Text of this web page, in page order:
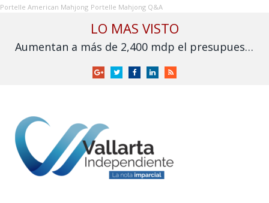
Portelle American Mahjong Portelle Mahjong Q&A
LO MAS VISTO
Aumentan a más de 2,400 mdp el presupuesto de Mexicana de Aviación para 2026
GoogleTwitterFacebookLinkedInRSS